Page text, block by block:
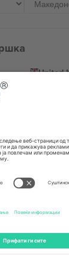
United
167 City
Building
United